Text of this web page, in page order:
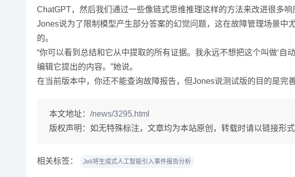
ChatGPT，然后我们通过一些像链式思维推理这样的方法来改进很多
Jones说为了限制模型产生部分答案的幻觉问题，这在故障管理场景
的。
“你可以看到总结和它从中提取的所有证据。我永远不想把这个叫做‘自
编辑它提出的内容。”她说。
在当前版本中，你还不能查询故障报告，但Jones说测试版的目的是完
本文地址： /news/3295.html
版权声明： 如无特殊标注，文章均为本站原创，转载时请以链接形式
相关标签： Jeli将生成式人工智能引入事件报告分析